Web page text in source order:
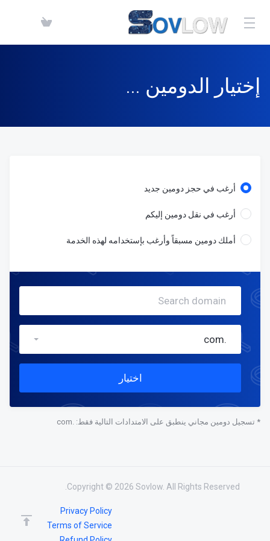
إختيار الدومين ...
أرغب في حجز دومين جديد
أرغب في نقل دومين إليكم
أملك دومين مسبقاً وأرغب بإستخدامه لهذه الخدمة
.com
اختيار
* تسجيل دومين مجاني ينطبق على الامتدادات التالية فقط: .com
Copyright © 2026 Sovlow. All Rights Reserved.
Privacy Policy
Terms of Service